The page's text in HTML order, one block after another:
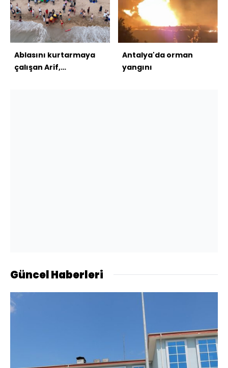
Ablasını kurtarmaya
çalışan Arif,
Antalya'da orman
yangını
Güncel Haberleri